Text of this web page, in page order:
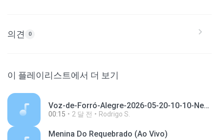
의견 0
이 플레이리스트에서 더 보기
Voz-de-Forró-Alegre-2026-05-20-10-10-Nem-é-o-som-do-vento-É-o-estrondo-do-trovão-É-o.mp3
00:15 2 달 전 Rodrigo S.
Menina Do Requebrado (Ao Vivo)